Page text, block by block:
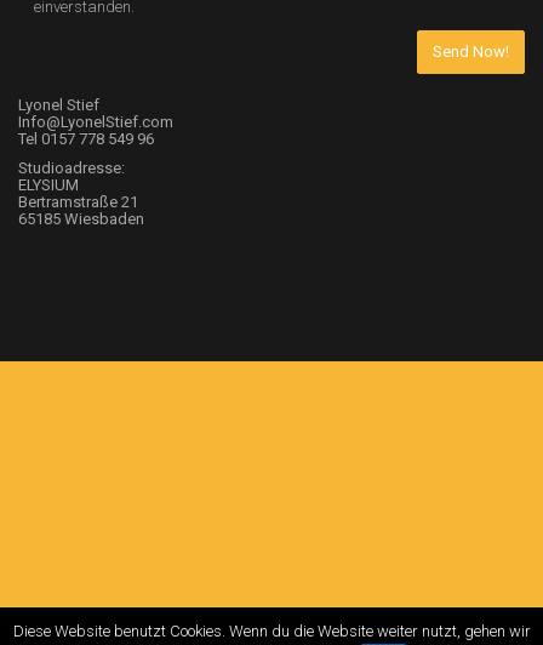
einverstanden.
Lyonel Stief
Info@LyonelStief.com
Tel 0157 778 549 96
Studioadresse:
ELYSIUM
Bertramstraße 21
65185 Wiesbaden
Diese Website benutzt Cookies. Wenn du die Website weiter nutzt, gehen wir